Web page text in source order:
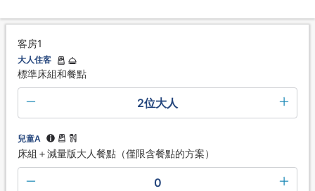
客房1
大人住客
標準床組和餐點
2位大人
兒童A
床組＋減量版大人餐點（僅限含餐點的方案）
0